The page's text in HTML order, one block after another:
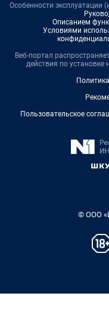
Особенности эксплуатации
Описанием
Условиями
Веб-портал
действия по установке
Пользовательское
© ООО